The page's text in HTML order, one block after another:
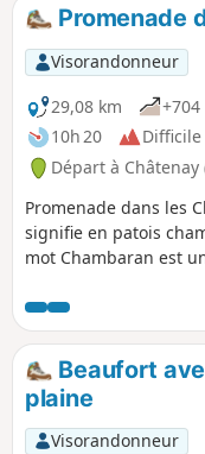
Promenade
Visorandonneur
29,08 km
+704
10h 20
Difficile
Départ à Châtenay
Promenade dans les
signifie en patois
mot Chambaran est
vaste étendue de
surface ne présentait
landes et bruyères.
Marnans et son
Chambarans, Roybon.
bois de St Siméon.
Beaufort
plaine
Visorandonneur